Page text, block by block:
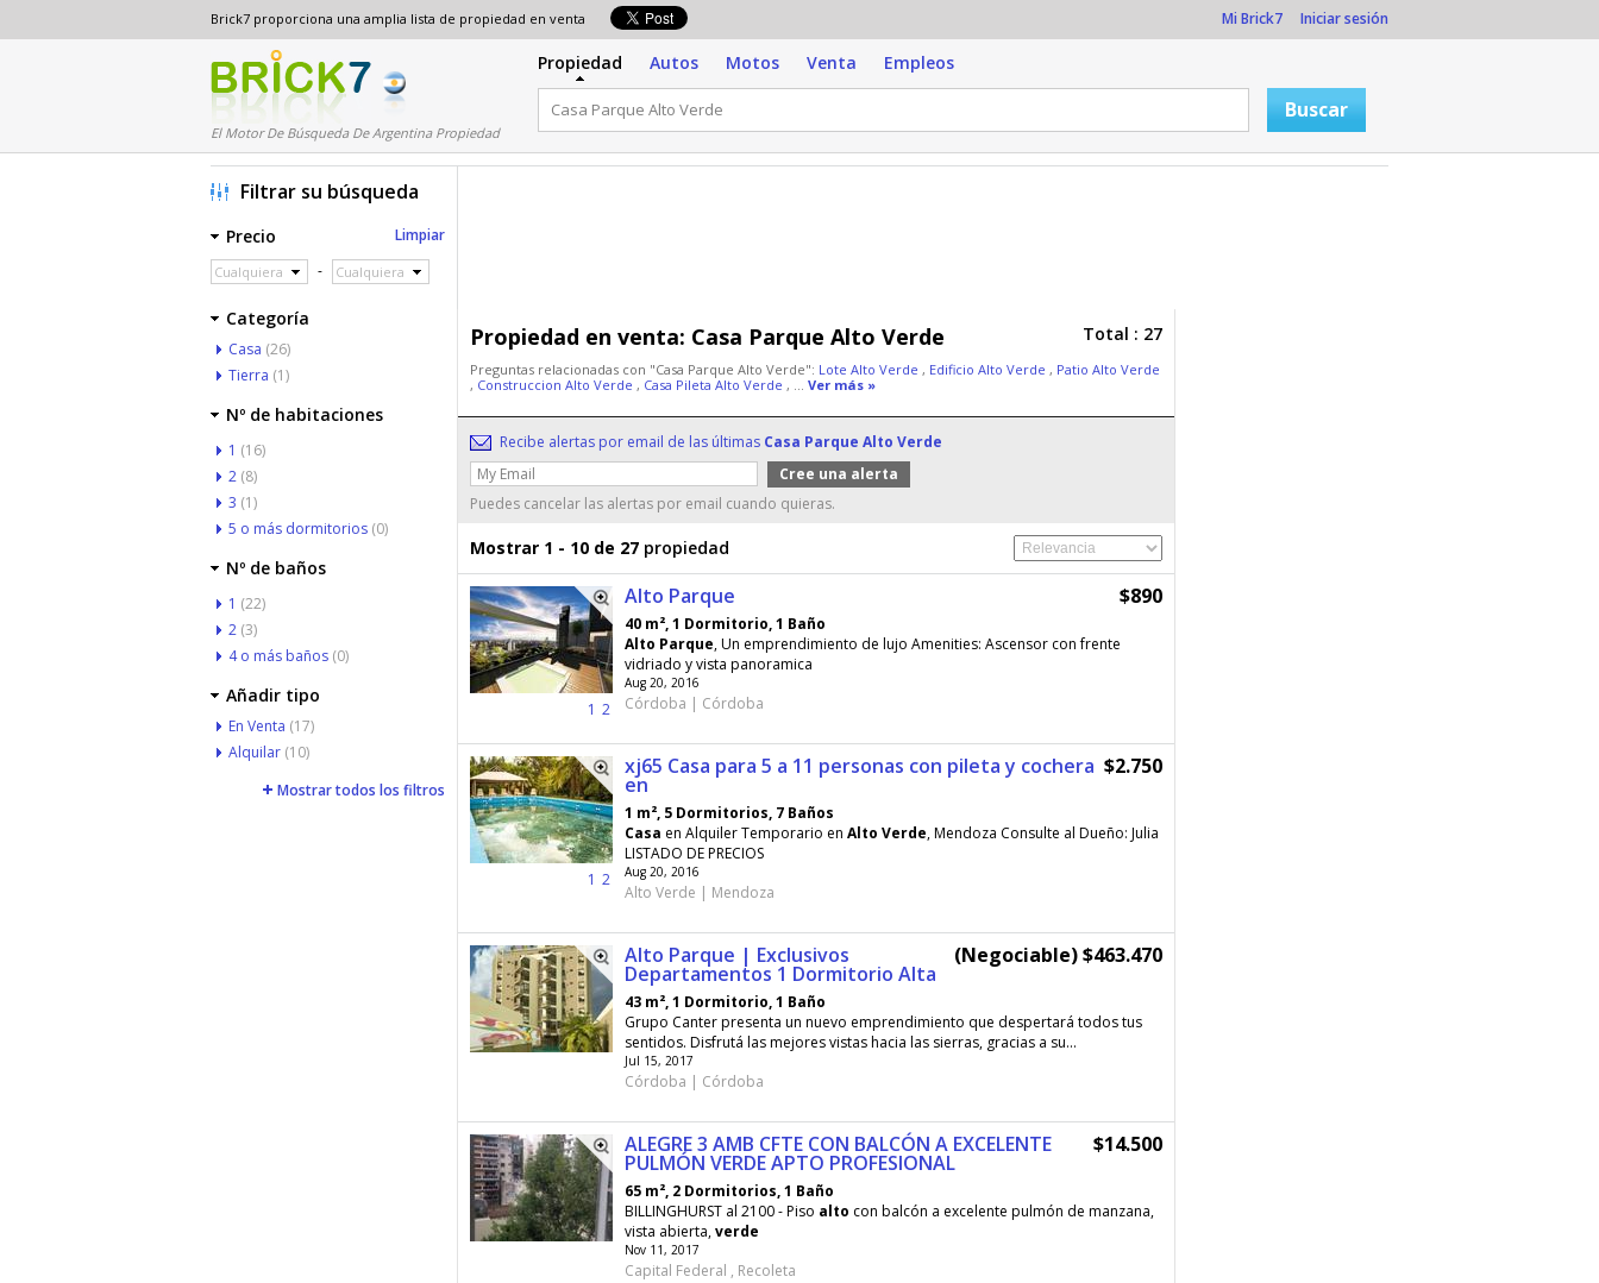
Brick7 proporciona una amplia lista de propiedad en venta Mi Brick7 Iniciar sesión
El Motor De Búsqueda De Argentina Propiedad
Propiedad Autos Motos Venta Empleos
Propiedad en venta: Casa Parque Alto Verde Total : 27
Preguntas relacionadas con "Casa Parque Alto Verde": Lote Alto Verde , Edificio Alto Verde , Patio Alto Verde
, Construccion Alto Verde , Casa Pileta Alto Verde , ... Ver más »
Recibe alertas por email de las últimas Casa Parque Alto Verde
Puedes cancelar las alertas por email cuando quieras.
Mostrar 1 - 10 de 27 propiedad
1 2
Alto Parque $890
40 m², 1 Dormitorio, 1 Baño
Alto Parque, Un emprendimiento de lujo Amenities: Ascensor con frente
vidriado y vista panoramica
Aug 20, 2016
Córdoba | Córdoba
1 2
xj65 Casa para 5 a 11 personas con pileta y cochera
en
$2.750
1 m², 5 Dormitorios, 7 Baños
Casa en Alquiler Temporario en Alto Verde, Mendoza Consulte al Dueño: Julia
LISTADO DE PRECIOS
Aug 20, 2016
Alto Verde | Mendoza
Alto Parque | Exclusivos
Departamentos 1 Dormitorio Alta
(Negociable) $463.470
43 m², 1 Dormitorio, 1 Baño
Grupo Canter presenta un nuevo emprendimiento que despertará todos tus
sentidos. Disfrutá las mejores vistas hacia las sierras, gracias a su...
Jul 15, 2017
Córdoba | Córdoba
ALEGRE 3 AMB CFTE CON BALCÓN A EXCELENTE
PULMÓN VERDE APTO PROFESIONAL
$14.500
65 m², 2 Dormitorios, 1 Baño
BILLINGHURST al 2100 - Piso alto con balcón a excelente pulmón de manzana,
vista abierta,verde
Nov 11, 2017
Capital Federal , Recoleta
Filtrar su búsqueda
Precio Limpiar
Cualquiera - Cualquiera
Categoría
Casa (26)
Tierra (1)
Nº de habitaciones
1 (16)
2 (8)
3 (1)
5 o más dormitorios (0)
Nº de baños
1 (22)
2 (3)
4 o más baños (0)
Añadir tipo
En Venta (17)
Alquilar (10)
Mostrar todos los filtros